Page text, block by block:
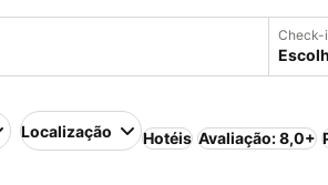
Check-
Localização Hotéis Avaliação: 8,0+